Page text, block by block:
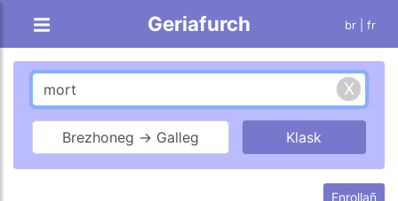
Geriafurch br | fr
Brezhoneg → Galleg
Enrollañ